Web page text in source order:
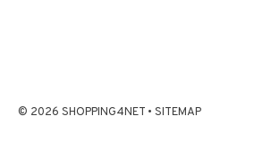
© 2026 SHOPPING4NET • SITEMAP